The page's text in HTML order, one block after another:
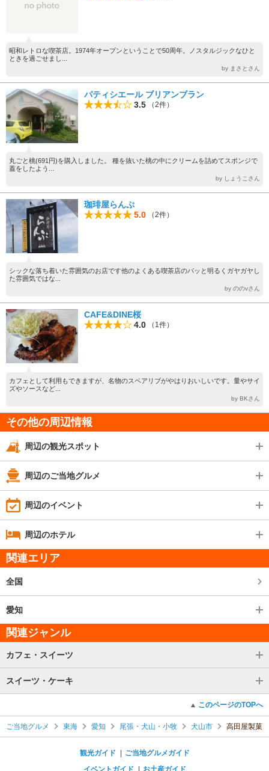
昭和レトロな喫茶店。1974年オープンということで50周年。ノスタルジックなひと
ときを過ごせまし...
by まさとさん
パティシエール ブリアンブラン
3.5
（2件）
丸ごと桃(691円)を購入しました。 種を抜いた桃の中にクリームを詰めてスポンジで
蓋をしたよう...
by しょうこさん
珈琲屋らんぷ
5.0
（2件）
シックな落ち着いた雰囲気のお店です他のよくある喫茶店のパッと明るくガヤガヤし
た雰囲気ではな...
by ののvさん
CAFE&DINE桜
4.0
（1件）
カフェとして利用もできますが、名物のスペアリブがやはりおいしいです。量やサイ
ズやソースなど...
by BKさん
その他の周辺情報
周辺の観光スポット
周辺のご当地グルメ
周辺のイベント
周辺のホテル
関連エリア
全国
愛知
関連ジャンル
カフェ・スイーツ
スイーツ・ケーキ
このページのTOPへ
ご当地グルメ 東海 愛知 尾張・犬山・小牧 犬山市 高田屋製菓
観光ガイド
ご当地グルメガイド
イベントガイド
お土産ガイド